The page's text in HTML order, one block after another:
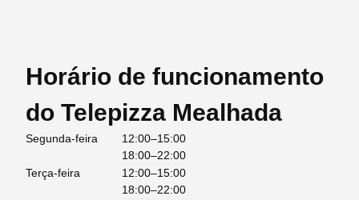
Horário de funcionamento
do Telepizza Mealhada
Segunda-feira
12:00–15:00
18:00–22:00
Terça-feira
12:00–15:00
18:00–22:00